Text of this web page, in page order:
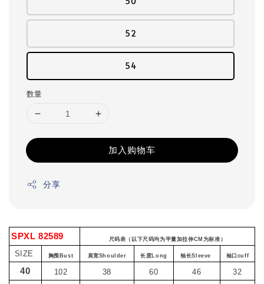
52
54
数量
加入购物车
分享
SPXL 82589 尺码表（以下尺码均为平量加拉伸CM为标准）
SIZE 胸围Bust 肩宽Shoulder 长度Long 袖长Sleeve 袖口cuff
40 102 38 60 46 32